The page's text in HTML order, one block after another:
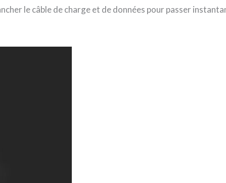
le câble de charge et de données pour passer